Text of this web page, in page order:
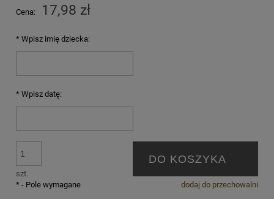
Cena: 17,98 zł
* Wpisz imię dziecka:
* Wpisz datę:
szt.
DO KOSZYKA
dodaj do przechowalni
* - Pole wymagane